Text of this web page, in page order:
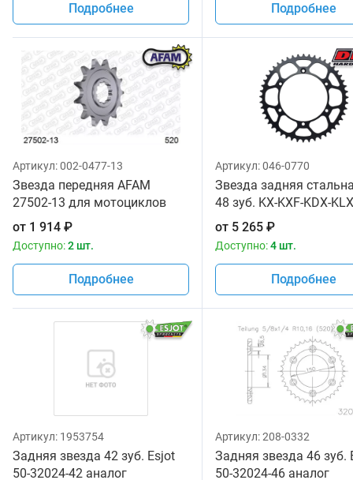
Подробнее Подробнее
Артикул:002-0477-13
Звезда передняя AFAM
27502-13 для мотоциклов
от 1 914 ₽
Доступно:2 шт.
Подробнее
Артикул:046-0770
Звезда задняя
48 зуб. KX-KXF-KDX-KLX
от 5 265 ₽
Доступно:4 шт.
Подробнее
Артикул: 1953754
Задняя звезда 42 зуб. Esjot
50-32024-42 аналог
Артикул:208-0332
Задняя звезда 46 зуб.
50-32024-46 аналог